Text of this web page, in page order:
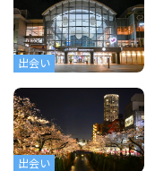
出会い
出会い